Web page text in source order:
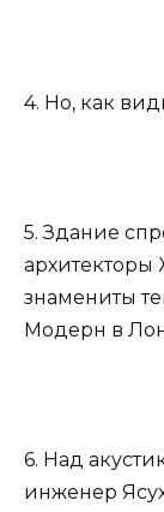
4. Но, как
5. Здание
знамениты
Модерн в
6. Над
инженер